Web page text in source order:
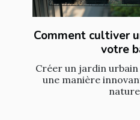
Comment cultiver
votre
Créer un jardin
une manière